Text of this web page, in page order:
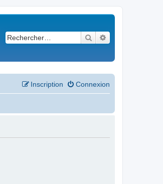
Rechercher
Connexion
Inscription